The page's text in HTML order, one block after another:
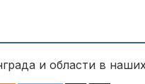
и области в